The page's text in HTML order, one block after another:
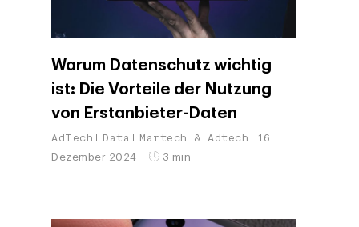
Warum Datenschutz wichtig
ist: Die Vorteile der Nutzung
von Erstanbieter-Daten
AdTech Data Martech & Adtech
16
Dezember 2024
3 min